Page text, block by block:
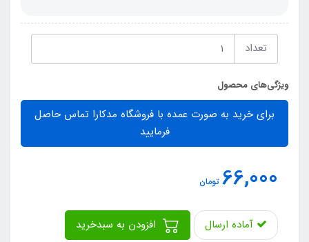
تعداد
ویژگی‌های محصول
برای خرید به صورت عمده با فروشگاه مدکارا تماس حاصل
فرمایید
66,000 تومان
آماده ارسال